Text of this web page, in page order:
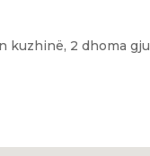
kuzhinë, 2 dhoma